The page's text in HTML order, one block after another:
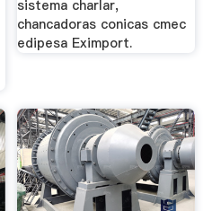
sistema charlar,
chancadoras conicas cmec
edipesa Eximport.